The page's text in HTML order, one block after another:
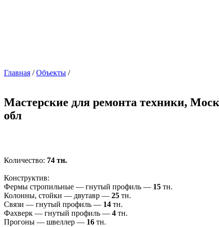
Главная /Объекты /
Мастерские для ремонта техники,
обл
Количество: 74 тн.
Конструктив:
Фермы стропильные — гнутый профиль — 15 тн.
Колонны, стойки — двутавр — 25 тн.
Связи — гнутый профиль — 14 тн.
Фахверк — гнутый профиль — 4 тн.
Прогоны — швеллер — 16 тн.